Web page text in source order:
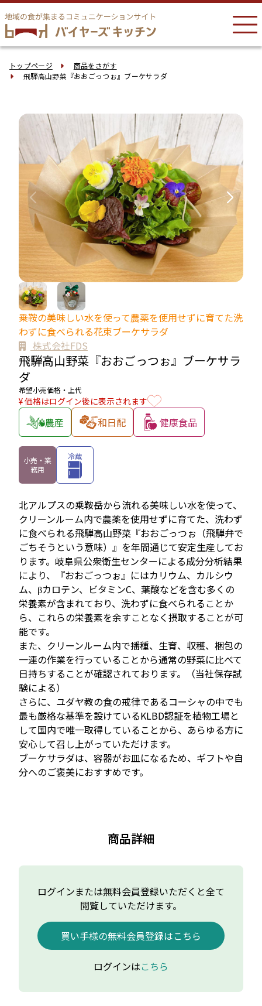
トップページ
商品をさがす
飛騨高山野菜『おおごっつぉ』ブーケサラダ
乗鞍の美味しい水を使って農薬を使用せずに育てた洗
わずに食べられる花束ブーケサラダ
株式会社FDS
飛騨高山野菜『おおごっつぉ』ブーケサラ
ダ
希望小売価格・上代
¥ 価格はログイン後に表示されます
農産 和日配 健康食品
小売・業
務用
冷蔵
北アルプスの乗鞍岳から流れる美味しい水を使って、
クリーンルーム内で農薬を使用せずに育てた、洗わず
に食べられる飛騨高山野菜『おおごっつぉ（飛騨弁で
ごちそうという意味）』を年間通じて安定生産してお
ります。岐阜県公衆衛生センターによる成分分析結果
により、『おおごっつぉ』にはカリウム、カルシウ
ム、βカロテン、ビタミンC、葉酸などを含む多くの
栄養素が含まれており、洗わずに食べられることか
ら、これらの栄養素を余すことなく摂取することが可
能です。
また、クリーンルーム内で播種、生育、収穫、梱包の
一連の作業を行っていることから通常の野菜に比べて
日持ちすることが確認されております。（当社保存試
験による）
さらに、ユダヤ教の食の戒律であるコーシャの中でも
最も厳格な基準を設けているKLBD認証を植物工場と
して国内で唯一取得していることから、あらゆる方に
安心して召し上がっていただけます。
ブーケサラダは、容器がお皿になるため、ギフトや自
分へのご褒美におすすめです。
商品詳細
ログインまたは無料会員登録いただくと全て
閲覧していただけます。
買い手様の無料会員登録はこちら
ログインはこちら